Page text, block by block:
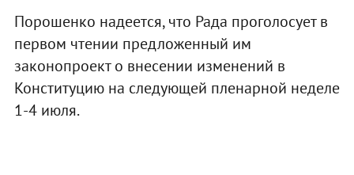
Порошенко надеется, что Рада проголосует в
первом чтении предложенный им
законопроект о внесении изменений в
Конституцию на следующей пленарной неделе
1-4 июля.